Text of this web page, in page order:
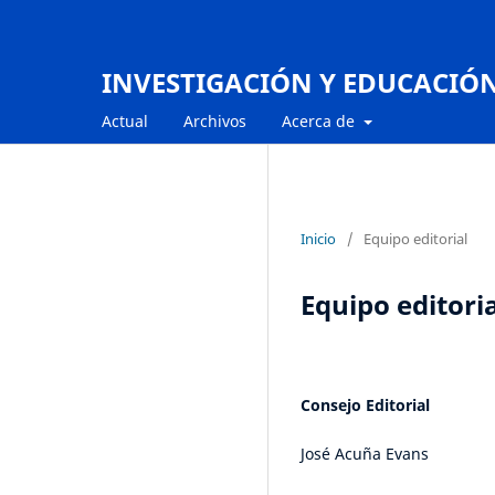
INVESTIGACIÓN Y
Actual Archivos Acerca de
Inicio / Equipo editorial
Equipo
Consejo Editorial
José Acuña Evans